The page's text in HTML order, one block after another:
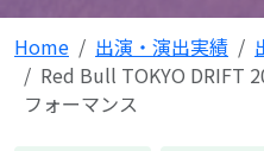
Home 出演・演出実績
Red Bull TOKYO DRIFT
フォーマンス